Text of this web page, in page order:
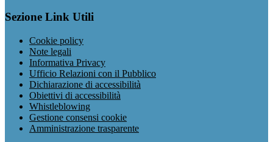
Sezione Link Utili
Cookie policy
Note legali
Informativa Privacy
Ufficio Relazioni con il Pubblico
Dichiarazione di accessibilità
Obiettivi di accessibilità
Whistleblowing
Gestione consensi cookie
Amministrazione trasparente